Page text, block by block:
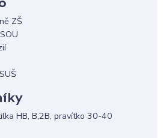
ZŠ
HB, B,2B, pravítko 30-40